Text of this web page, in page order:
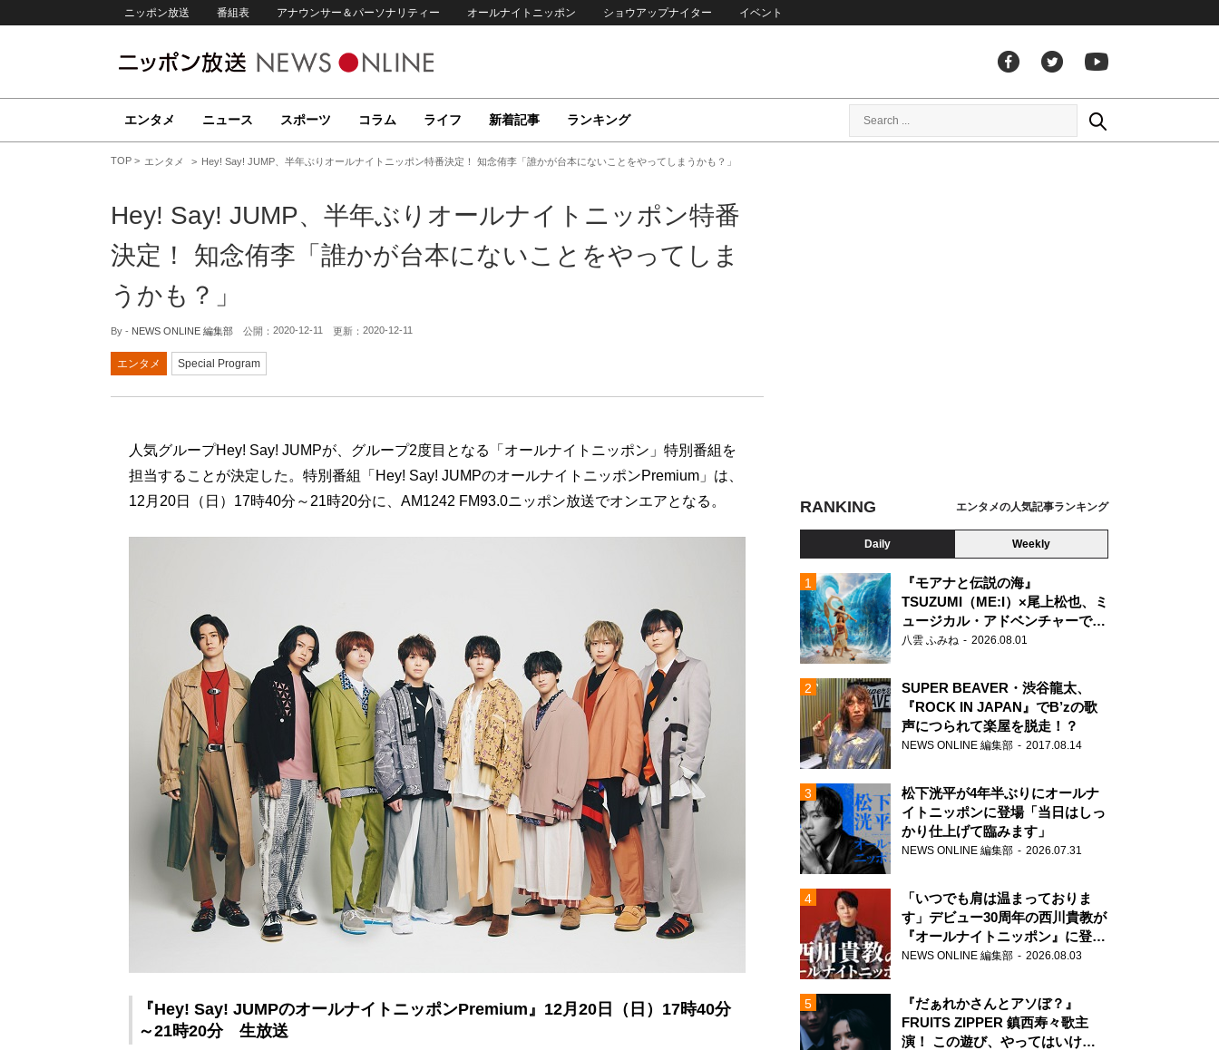
ニッポン放送 番組表 アナウンサー＆パーソナリティー オールナイトニッポン ショウアップナイター イベント
エンタメ ニュース スポーツ コラム ライフ 新着記事 ランキング
TOP エンタメ Hey! Say! JUMP、半年ぶりオールナイトニッポン特番決定！ 知念侑李「誰かが台本にないことをやってしまうかも？」
Hey! Say! JUMP、半年ぶりオールナイトニッポン特番
決定！ 知念侑李「誰かが台本にないことをやってしま
うかも？」
By - NEWS ONLINE 編集部 公開： 2020-12-11 更新： 2020-12-11
エンタメ Special Program
人気グループHey! Say! JUMPが、グループ2度目となる「オールナイトニッポン」特別番組を
担当することが決定した。特別番組「Hey! Say! JUMPのオールナイトニッポンPremium」は、
12月20日（日）17時40分～21時20分に、AM1242 FM93.0ニッポン放送でオンエアとなる。
『Hey! Say! JUMPのオールナイトニッポンPremium』12月20日（日）17時40分
～21時20分 生放送
RANKING エンタメの人気記事ランキング
Daily Weekly
『モアナと伝説の海』
TSUZUMI（ME:I）×尾上松也、ミ
ュージカル・アドベンチャーで美
声を響かせる
八雲 ふみね 2026.08.01
SUPER BEAVER・渋谷龍太、
『ROCK IN JAPAN』でB’zの歌
声につられて楽屋を脱走！？
NEWS ONLINE 編集部 2017.08.14
松下洸平が4年半ぶりにオールナ
イトニッポンに登場「当日はしっ
かり仕上げて臨みます」
NEWS ONLINE 編集部 2026.07.31
「いつでも肩は温まっておりま
す」デビュー30周年の西川貴教が
『オールナイトニッポン』に登
場！
NEWS ONLINE 編集部 2026.08.03
『だぁれかさんとアソぼ？』
FRUITS ZIPPER 鎮西寿々歌主
演！ この遊び、やってはいけま